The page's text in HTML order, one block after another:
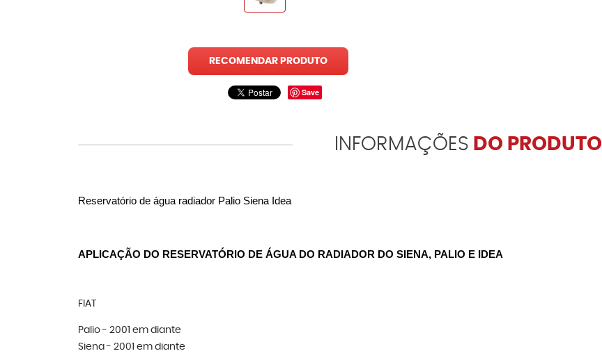
RECOMENDAR PRODUTO
Save
INFORMAÇÕES DO PRODUTO
Reservatório de água radiador Palio Siena Idea
APLICAÇÃO DO RESERVATÓRIO DE ÁGUA DO RADIADOR DO SIENA, PALIO E IDEA
FIAT
Palio - 2001 em diante
Siena - 2001 em diante